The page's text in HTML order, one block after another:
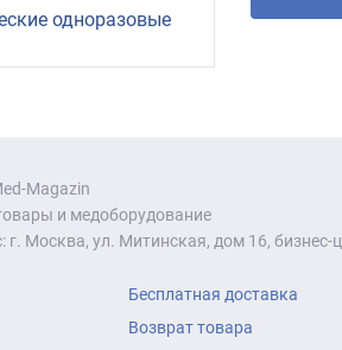
одноразовые
Magazin
и медоборудование
г. Москва, ул. Митинская, дом 16, бизнес-
Бесплатная доставка
Возврат товара